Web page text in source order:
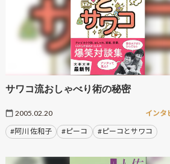
サワコ流おしゃべり術の秘密
2005.02.20 インタ
#阿川 佐和子 #ピーコ #ピーコとサワコ